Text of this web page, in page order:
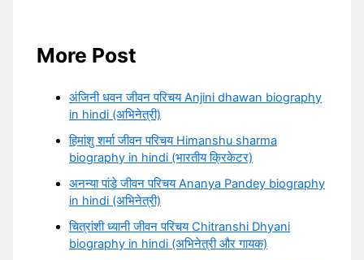
More Post
अंजिनी धवन जीवन परिचय Anjini dhawan biography
in hindi (अभिनेत्री)
हिमांशु शर्मा जीवन परिचय Himanshu sharma
biography in hindi (भारतीय क्रिकेटर)
अनन्या पांडे जीवन परिचय Ananya Pandey biography
in hindi (अभिनेत्री)
चित्रांशी ध्यानी जीवन परिचय Chitranshi Dhyani
biography in hindi (अभिनेत्री और गायक)